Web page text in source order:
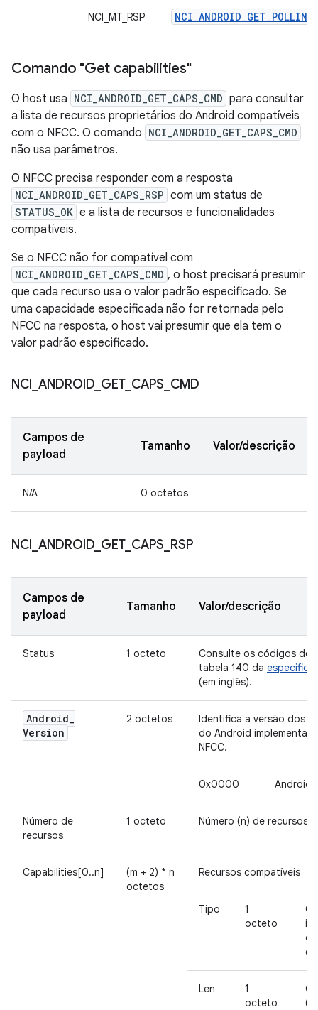
NCI_MT_RSP
Comando "Get capabilities"
O host usa NCI_ANDROID_GET_CAPS_CMD para consultar
a lista de recursos proprietários do Android compatíveis
com o NFCC. O comando NCI_ANDROID_GET_CAPS_CMD
não usa parâmetros.
O NFCC precisa responder com a resposta
NCI_ANDROID_GET_CAPS_RSP com um status de
STATUS_OK e a lista de recursos e funcionalidades
compatíveis.
Se o NFCC não for compatível com
NCI_ANDROID_GET_CAPS_CMD , o host precisará presumir
que cada recurso usa o valor padrão especificado. Se
uma capacidade especificada não for retornada pelo
NFCC na resposta, o host vai presumir que ela tem o
valor padrão especificado.
NCI ANDROID GET_ CAPS CMD
Campos de
payload
Tamanho Valor/descrição
N/A 0 octetos
NCI ANDROID GET_ CAPS RSP
Campos de
payload
Tamanho Valor/descrição
Status 1 octeto
Consulte os códigos de
tabela 140 da
(em inglês).
Android_
Version
2 octetos
Identifica a versão dos
do Android
NFCC.
0x0000 Android
Número de
recursos
1 octeto Número (n) de recursos
Capabilities[0..n]
(m + 2) * n
octetos
Recursos compatíveis
Tipo
1
octeto
O
da
Len
1
octeto